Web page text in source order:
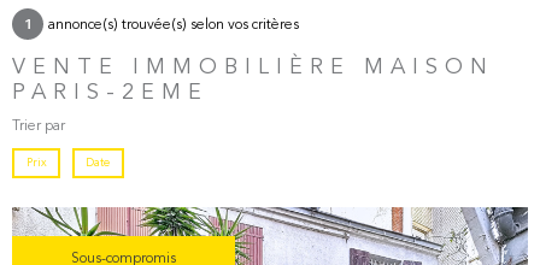
1 annonce(s) trouvée(s) selon vos critères
VENTE IMMOBILIÈRE MAISON
PARIS-2EME
Trier par
Prix Date
Sous-compromis